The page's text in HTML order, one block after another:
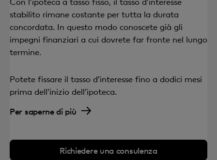
stabilito rimane costante per tutta la durata
concordata. In questo modo conoscete già gli
impegni finanziari a cui dovrete far fronte nel lungo
termine.
Potete fissare il tasso d’interesse fino a dodici mesi
prima dell’inizio dell’ipoteca.
Per saperne di più
Richiedere una consulenza